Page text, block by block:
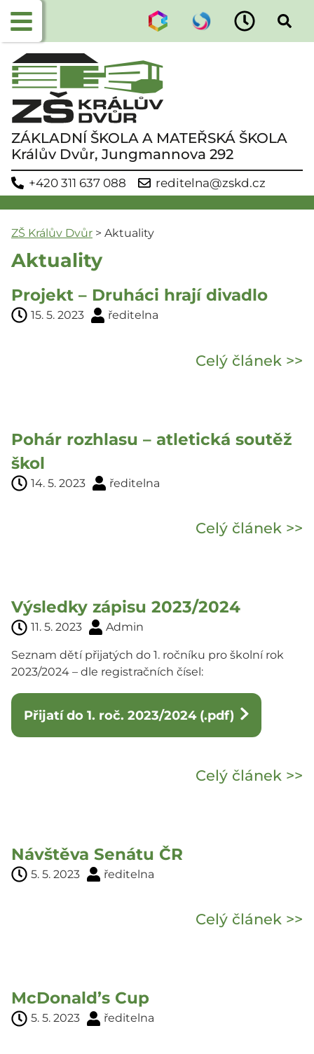
ZÁKLADNÍ ŠKOLA A MATEŘSKÁ ŠKOLA
Králův Dvůr, Jungmannova 292
+420 311 637 088 reditelna@zskd.cz
ZŠ Králův Dvůr > Aktuality
Aktuality
Projekt – Druháci hrají divadlo
15. 5. 2023 ředitelna
Celý článek >>
Pohár rozhlasu – atletická soutěž
škol
14. 5. 2023 ředitelna
Celý článek >>
Výsledky zápisu 2023/2024
11. 5. 2023 Admin
Seznam dětí přijatých do 1. ročníku pro školní rok
2023/2024 – dle registračních čísel:
Přijatí do 1. roč. 2023/2024 (.pdf)
Celý článek >>
Návštěva Senátu ČR
5. 5. 2023 ředitelna
Celý článek >>
McDonald’s Cup
5. 5. 2023 ředitelna